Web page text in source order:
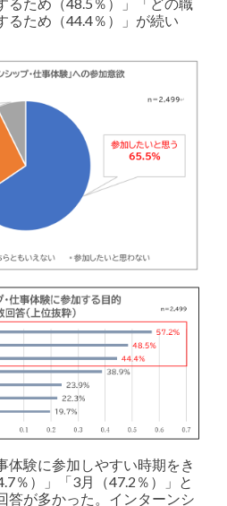
るため（44.4％）」が続い
体験に参加しやすい時期をき
％）」「3月（47.2％）」と
答が多かった。インターンシ